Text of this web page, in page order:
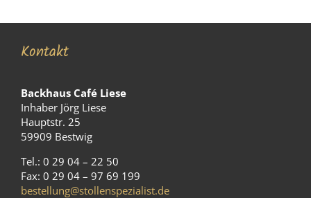
Kontakt
Backhaus Café Liese
Inhaber Jörg Liese
Hauptstr. 25
59909 Bestwig
Tel.: 0 29 04 – 22 50
Fax: 0 29 04 – 97 69 199
bestellung@stollenspezialist.de